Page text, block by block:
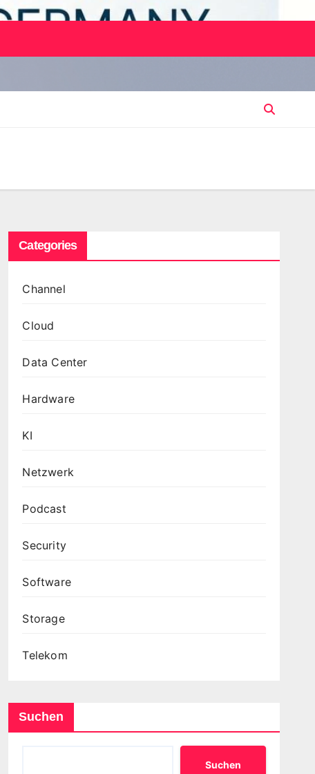
Categories
Channel
Cloud
Data Center
Hardware
KI
Netzwerk
Podcast
Security
Software
Storage
Telekom
Suchen
Suchen